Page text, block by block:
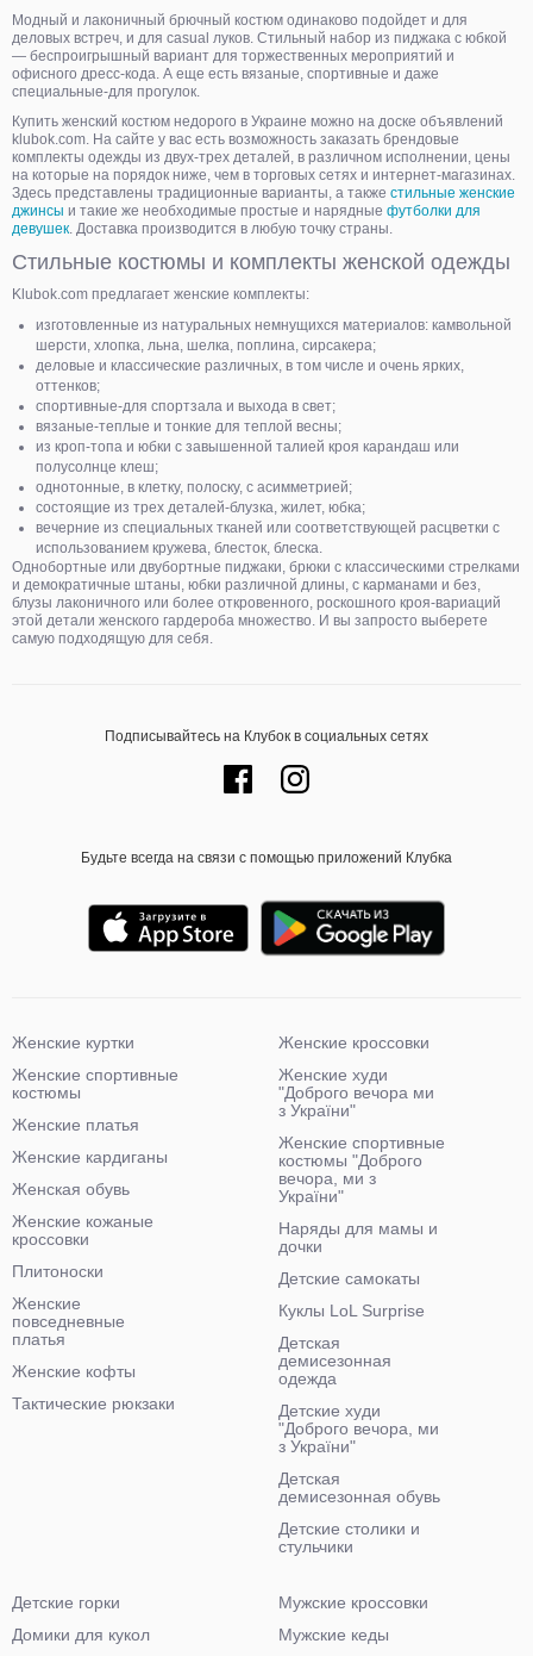
Модный и лаконичный брючный костюм одинаково подойдет и для
деловых встреч, и для casual луков. Стильный набор из пиджака с юбкой
— беспроигрышный вариант для торжественных мероприятий и
офисного дресс-кода. А еще есть вязаные, спортивные и даже
специальные-для прогулок.
Купить женский костюм недорого в Украине можно на доске объявлений
klubok.com. На сайте у вас есть возможность заказать брендовые
комплекты одежды из двух-трех деталей, в различном исполнении, цены
на которые на порядок ниже, чем в торговых сетях и интернет-магазинах.
Здесь представлены традиционные варианты, а также стильные женские
джинсы и такие же необходимые простые и нарядные футболки для
девушек. Доставка производится в любую точку страны.
Стильные костюмы и комплекты женской одежды
Klubok.com предлагает женские комплекты:
изготовленные из натуральных немнущихся материалов: камвольной
шерсти, хлопка, льна, шелка, поплина, сирсакера;
деловые и классические различных, в том числе и очень ярких,
оттенков;
спортивные-для спортзала и выхода в свет;
вязаные-теплые и тонкие для теплой весны;
из кроп-топа и юбки с завышенной талией кроя карандаш или
полусолнце клеш;
однотонные, в клетку, полоску, с асимметрией;
состоящие из трех деталей-блузка, жилет, юбка;
вечерние из специальных тканей или соответствующей расцветки с
использованием кружева, блесток, блеска.
Однобортные или двубортные пиджаки, брюки с классическими стрелками
и демократичные штаны, юбки различной длины, с карманами и без,
блузы лаконичного или более откровенного, роскошного кроя-вариаций
этой детали женского гардероба множество. И вы запросто выберете
самую подходящую для себя.
Подписывайтесь на Клубок в социальных сетях
Будьте всегда на связи с помощью приложений Клубка
Женские куртки
Женские спортивные
костюмы
Женские платья
Женские кардиганы
Женская обувь
Женские кожаные
кроссовки
Плитоноски
Женские
повседневные
платья
Женские кофты
Тактические рюкзаки
Женские кроссовки
Женские худи
"Доброго вечора ми
з України"
Женские спортивные
костюмы "Доброго
вечора, ми з
України"
Наряды для мамы и
дочки
Детские самокаты
Куклы LoL Surprise
Детская
демисезонная
одежда
Детские худи
"Доброго вечора, ми
з України"
Детская
демисезонная обувь
Детские столики и
стульчики
Детские горки
Домики для кукол
Мужские кроссовки
Мужские кеды